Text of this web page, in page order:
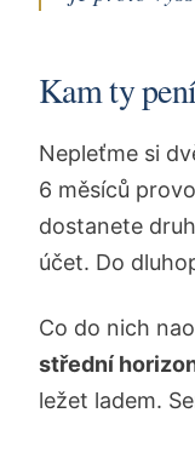
Kam ty
Nepleťme si
6 měsíců
dostanete
účet. Do
Co do nich
střední
ležet ladem.